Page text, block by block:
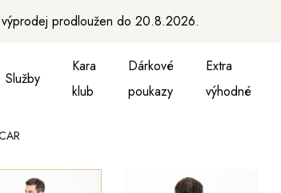
prodloužen do 20.8.2026.
Aktovky, tašky a batohy
Služby
Kara
klub
Dárkové
poukazy
Extra
výhodné